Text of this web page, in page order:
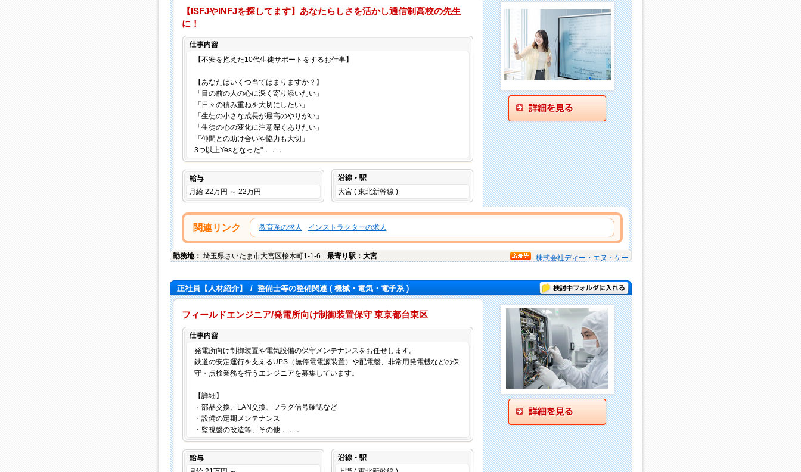
【ISFJやINFJを探してます】あなたらしさを活かし通信制高校の先生
に！
【不安を抱えた10代生徒サポートをするお仕事】
【あなたはいくつ当てはまりますか？】
「目の前の人の心に深く寄り添いたい」
「日々の積み重ねを大切にしたい」
「生徒の小さな成長が最高のやりがい」
「生徒の心の変化に注意深くありたい」
「仲間との助け合いや協力も大切」
3つ以上Yesとなった"．．．
給与
月給 22万円 ～ 22万円 大宮 ( 東北新幹線 )
関連リンク 教育系の求人 インストラクターの求人
勤務地： 埼玉県さいたま市大宮区桜木町1-1-6 最寄り駅：大宮 株式会社ディー・エヌ・ケー
正社員【人材紹介】 / 整備士等の整備関連( 機械・電気・電子系 ) 検討中フォルダに入れる
フィールドエンジニア/発電所向け制御装置保守 東京都台東区
発電所向け制御装置や電気設備の保守メンテナンスをお任せします。
鉄道の安定運行を支えるUPS（無停電電源装置）や配電盤、非常用発電機などの保
守・点検業務を行うエンジニアを募集しています。
【詳細】
・部品交換、LAN交換、フラグ信号確認など
・設備の定期メンテナンス
・監視盤の改造等、その他．．．
給与